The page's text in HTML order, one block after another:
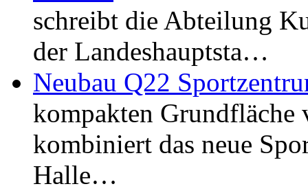
schreibt die Abteilung
der Landeshauptsta…
Neubau Q22
kompakten Grundfläche
kombiniert das neue
Halle…